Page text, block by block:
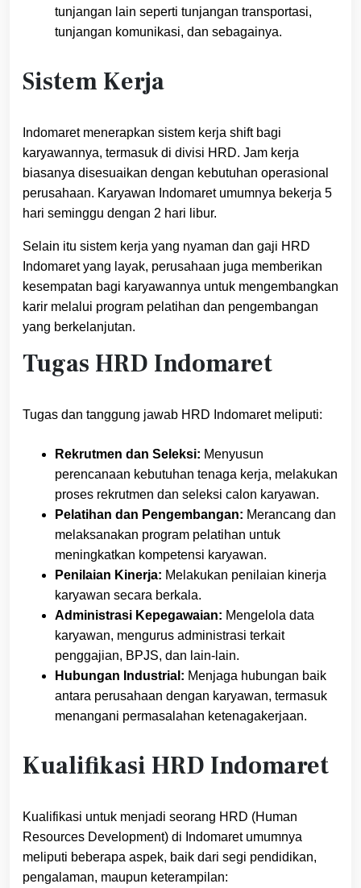
tunjangan lain seperti tunjangan transportasi,
tunjangan komunikasi, dan sebagainya.
Sistem Kerja
Indomaret menerapkan sistem kerja shift bagi
karyawannya, termasuk di divisi HRD. Jam kerja
biasanya disesuaikan dengan kebutuhan operasional
perusahaan. Karyawan Indomaret umumnya bekerja 5
hari seminggu dengan 2 hari libur.
Selain itu sistem kerja yang nyaman dan gaji HRD
Indomaret yang layak, perusahaan juga memberikan
kesempatan bagi karyawannya untuk mengembangkan
karir melalui program pelatihan dan pengembangan
yang berkelanjutan.
Tugas HRD Indomaret
Tugas dan tanggung jawab HRD Indomaret meliputi:
Rekrutmen dan Seleksi: Menyusun
perencanaan kebutuhan tenaga kerja, melakukan
proses rekrutmen dan seleksi calon karyawan.
Pelatihan dan Pengembangan: Merancang dan
melaksanakan program pelatihan untuk
meningkatkan kompetensi karyawan.
Penilaian Kinerja: Melakukan penilaian kinerja
karyawan secara berkala.
Administrasi Kepegawaian: Mengelola data
karyawan, mengurus administrasi terkait
penggajian, BPJS, dan lain-lain.
Hubungan Industrial: Menjaga hubungan baik
antara perusahaan dengan karyawan, termasuk
menangani permasalahan ketenagakerjaan.
Kualifikasi HRD Indomaret
Kualifikasi untuk menjadi seorang HRD (Human
Resources Development) di Indomaret umumnya
meliputi beberapa aspek, baik dari segi pendidikan,
pengalaman, maupun keterampilan: